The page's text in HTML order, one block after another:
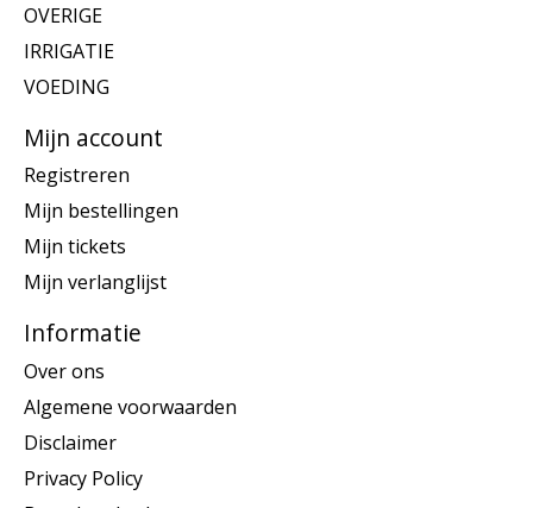
OVERIGE
IRRIGATIE
VOEDING
Mijn account
Registreren
Mijn bestellingen
Mijn tickets
Mijn verlanglijst
Informatie
Over ons
Algemene voorwaarden
Disclaimer
Privacy Policy